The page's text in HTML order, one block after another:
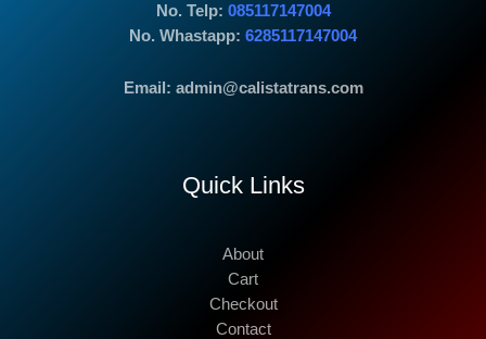
No. Telp: 085117147004
No. Whastapp: 6285117147004
Email: admin@calistatrans.com
Quick Links
About
Cart
Checkout
Contact